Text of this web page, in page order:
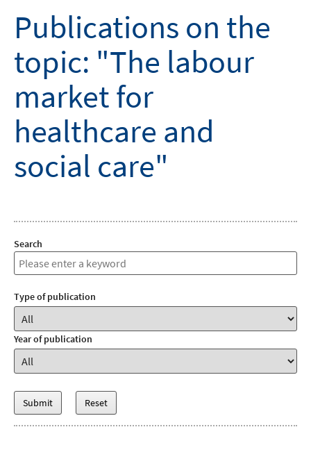
Publications on the
topic: "The labour
market for
healthcare and
social care"
Search
Type of publication
Year of publication